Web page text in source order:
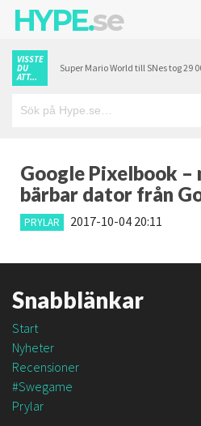
HYPE.se
VISSTE
DU
ATT...
Super Mario World till SNes tog
Google Pixelbook
bärbar dator från
PRYLAR 2017-10-04 20:11
Snabblänkar
Start
Nyheter
Recensioner
#Swegame
Prylar